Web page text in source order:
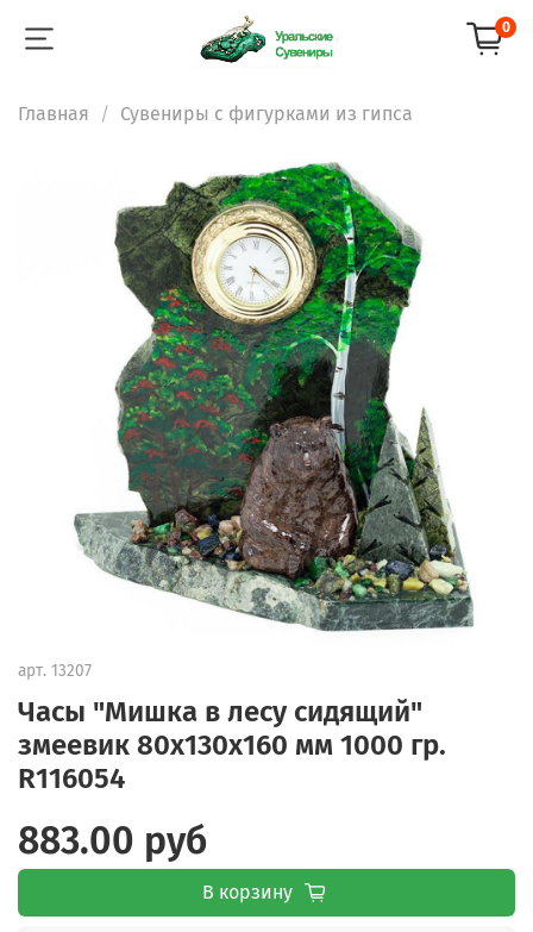
0
Главная Сувениры с фигурками из гипса
арт. 13207
Часы "Мишка в лесу сидящий"
змеевик 80х130х160 мм 1000 гр.
R116054
883.00 руб
В корзину